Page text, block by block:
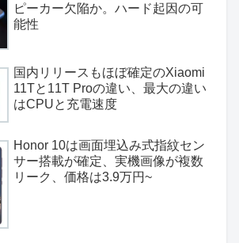
ピーカー欠陥か。ハード起因の可
能性
国内リリースもほぼ確定のXiaomi
11Tと11T Proの違い、最大の違い
はCPUと充電速度
Honor 10は画面埋込み式指紋セン
サー搭載が確定、実機画像が複数
リーク、価格は3.9万円~